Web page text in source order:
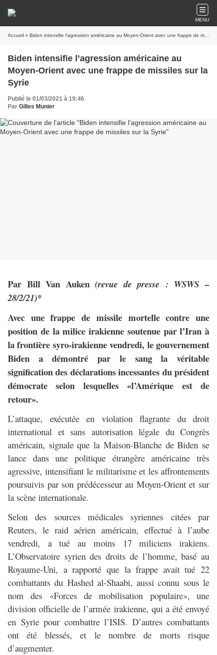
MENU
Accueil » Biden intensifie l’agression américaine au Moyen-Orient avec une frappe de missiles sur la Syrie
Biden intensifie l’agression américaine au
Moyen-Orient avec une frappe de missiles sur la
Syrie
Publié le 01/03/2021 à 19:46
Par Gilles Munier
Par Bill Van Auken(revue de presse : WSWS –
28/2/21)*
Avec une frappe de missile mortelle contre une
position de la milice irakienne soutenue par l’Iran à
la frontière syro-irakienne vendredi, le gouvernement
Biden a démontré par le sang la véritable
signification des déclarations incessantes du président
démocrate selon lesquelles «l’Amérique est de
retour».
L’attaque, exécutée en violation flagrante du droit
international et sans autorisation légale du Congrès
américain, signale que la Maison-Blanche de Biden se
lance dans une politique étrangère américaine très
agressive, intensifiant le militarisme et les affrontements
poursuivis par son prédécesseur au Moyen-Orient et sur
la scène internationale.
Selon des sources médicales syriennes citées par
Reuters, le raid aérien américain, effectué à l’aube
vendredi, a tué au moins 17 miliciens irakiens.
L’Observatoire syrien des droits de l’homme, basé au
Royaume-Uni, a rapporté que la frappe avait tué 22
combattants du Hashed al-Shaabi, aussi connu sous le
nom des «Forces de mobilisation populaire», une
division officielle de l’armée irakienne, qui a été envoyé
en Syrie pour combattre l’ISIS. D’autres combattants
ont été blessés, et le nombre de morts risque
d’augmenter.